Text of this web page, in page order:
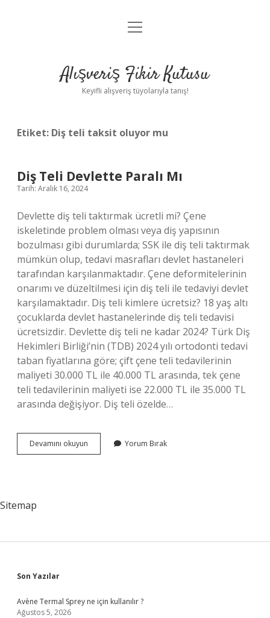
Anasayfa
Yasal Uyarı
menüyü
Alışveriş Fikir Kutusu
Keyifli alışveriş tüyolarıyla tanış!
Etiket: Diş teli taksit oluyor mu
Diş Teli Devlette Paralı Mı
Tarih: Aralık 16, 2024
Devlette diş teli taktırmak ücretli mi? Çene
iskeletinde problem olması veya diş yapısının
bozulması gibi durumlarda; SSK ile diş teli taktırmak
mümkün olup, tedavi masrafları devlet hastaneleri
tarafından karşılanmaktadır. Çene deformitelerinin
onarımı ve düzeltilmesi için diş teli ile tedaviyi devlet
karşılamaktadır. Diş teli kimlere ücretsiz? 18 yaş altı
çocuklarda devlet hastanelerinde diş teli tedavisi
ücretsizdir. Devlette diş teli ne kadar 2024? Türk Diş
Hekimleri Birliği’nin (TDB) 2024 yılı ortodonti tedavi
taban fiyatlarına göre; çift çene teli tedavilerinin
maliyeti 30.000 TL ile 40.000 TL arasında, tek çene
teli tedavilerinin maliyeti ise 22.000 TL ile 35.000 TL
arasında değişiyor. Diş teli özelde…
Devamını okuyun
Teli
Yorum Bırak
Sitemap
Sidebar
Son Yazılar
Avène Termal Sprey ne için kullanılır ?
Ağustos 5, 2026